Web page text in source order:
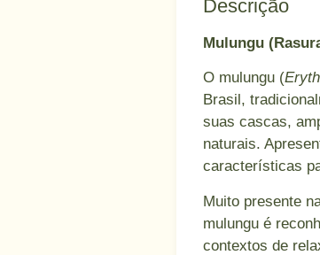
Descrição
Mulungu
O mulungu (
Brasil,
suas cascas,
naturais.
características
Muito presente
mulungu é
contextos de